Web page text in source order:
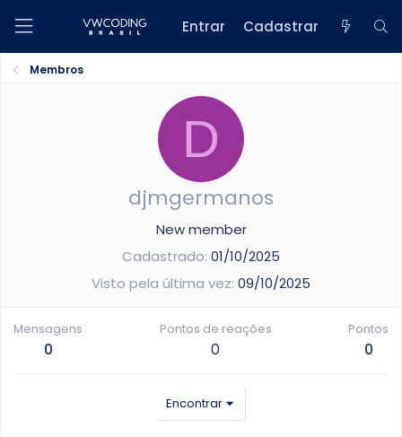
Entrar Cadastrar
Membros
D
djmgermanos
New member
Cadastrado 01/10/2025
Visto pela última vez 09/10/2025
Mensagens
0
Pontos de reações
0
Pontos
0
Encontrar